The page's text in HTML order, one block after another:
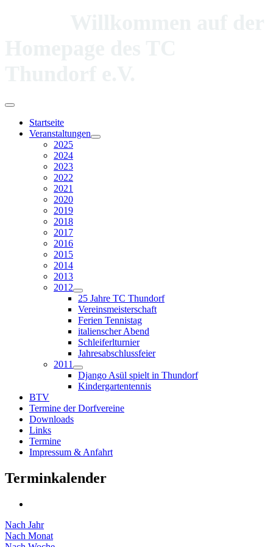
Startseite
Veranstaltungen
2025
2024
2023
2022
2021
2020
2019
2018
2017
2016
2015
2014
2013
2012
25 Jahre TC Thundorf
Vereinsmeisterschaft
Ferien Tennistag
italienscher Abend
Schleiferlturnier
Jahresabschlussfeier
2011
Django Asül spielt in Thundorf
Kindergartentennis
BTV
Termine der Dorfvereine
Downloads
Links
Termine
Impressum & Anfahrt
Terminkalender
Nach Jahr
Nach Monat